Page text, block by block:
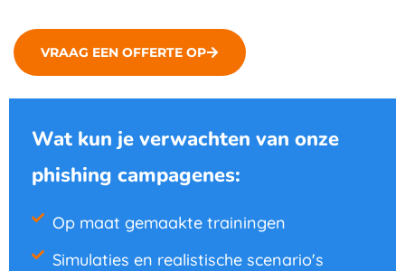
VRAAG EEN OFFERTE OP
Wat kun je verwachten van onze
phishing campagenes:
Op maat gemaakte trainingen
Simulaties en realistische scenario's